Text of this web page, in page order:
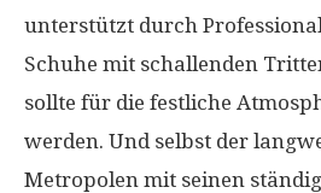
unterstützt durch
Schuhe mit schallenden
sollte für die festliche
werden. Und selbst der
Metropolen mit seinen